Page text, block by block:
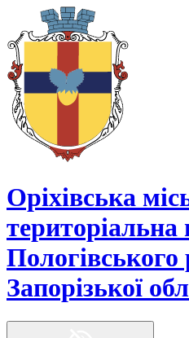
Оріхівська
територіальна
Пологівського
Запорізької